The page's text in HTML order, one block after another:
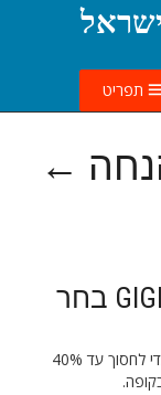
ישראל
תפריט
←
עד 40% קידום ב GIGLIO.com בחר
חנות ב GIGLIO.com ותפוס את המבצע הזה כדי לחסוך עד 40%